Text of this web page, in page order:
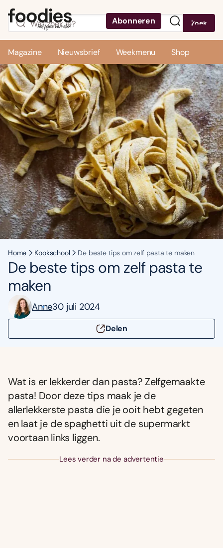
Abonneren Zoek
Magazine Nieuwsbrief Weekmenu Shop
Home Kookschool De beste tips om zelf pasta te maken
De beste tips om zelf pasta te
maken
Anne30 juli 2024
Delen
Wat is er lekkerder dan pasta? Zelfgemaakte
pasta! Door deze tips maak je de
allerlekkerste pasta die je ooit hebt gegeten
en laat je de spaghetti uit de supermarkt
voortaan links liggen.
Lees verder na de advertentie